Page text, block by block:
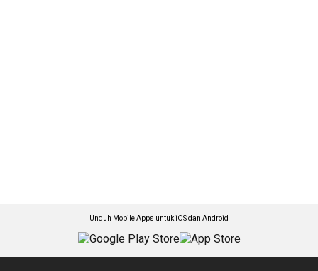
Unduh Mobile Apps untuk iOS dan Android